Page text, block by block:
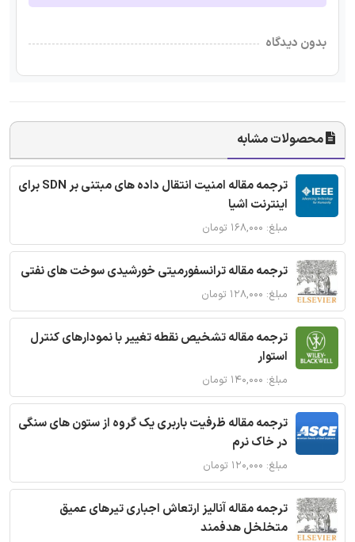
بدون دیدگاه
محصولات مشابه
ترجمه مقاله امنیت انتقال داده های مبتنی بر SDN برای
اینترنت اشیا
مبلغ: ۱۶۸,۰۰۰ تومان
ترجمه مقاله ترانسفورمیتی خورشیدی سوخت های نفتی
مبلغ: ۱۲۸,۰۰۰ تومان
ترجمه مقاله تشخیص نقطه تغییر با نمودارهای کنترل
استوار
مبلغ: ۱۴۰,۰۰۰ تومان
ترجمه مقاله ظرفیت باربری یک گروه از ستون های سنگی
در خاک نرم
مبلغ: ۱۲۰,۰۰۰ تومان
ترجمه مقاله آنالیز ارتعاش اجباری تیرهای عمیق
متخلخل هدفمند